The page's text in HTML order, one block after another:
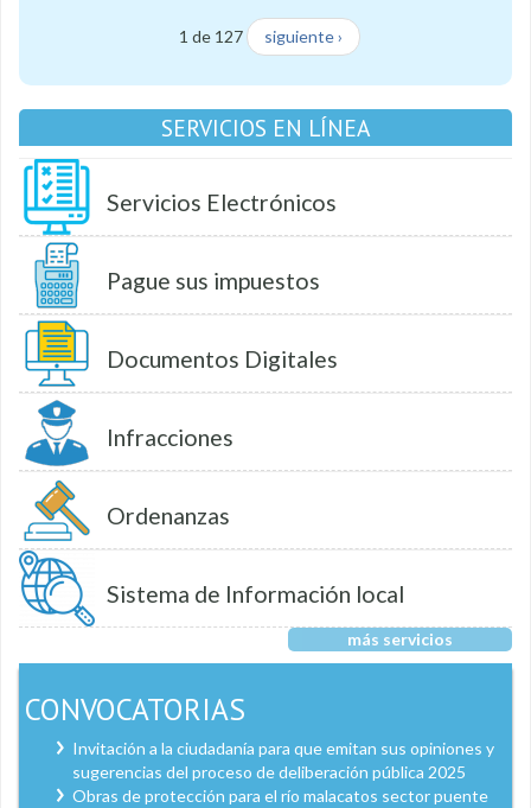
1 de 127 siguiente ›
SERVICIOS EN LÍNEA
Servicios Electrónicos
Pague sus impuestos
Documentos Digitales
Infracciones
Ordenanzas
Sistema de Información local
más servicios
CONVOCATORIAS
Invitación a la ciudadanía para que emitan sus opiniones y
sugerencias del proceso de deliberación pública 2025
Obras de protección para el río malacatos sector puente